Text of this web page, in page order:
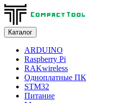
Каталог
ARDUINO
Raspberry Pi
RAKwireless
Одноплатные ПК
STM32
Питание